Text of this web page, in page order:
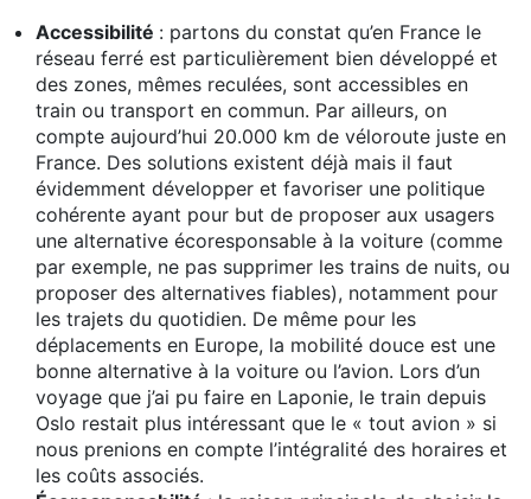
Accessibilité : partons du constat qu’en France le
réseau ferré est particulièrement bien développé et
des zones, mêmes reculées, sont accessibles en
train ou transport en commun. Par ailleurs, on
compte aujourd’hui 20.000 km de véloroute juste en
France. Des solutions existent déjà mais il faut
évidemment développer et favoriser une politique
cohérente ayant pour but de proposer aux usagers
une alternative écoresponsable à la voiture (comme
par exemple, ne pas supprimer les trains de nuits, ou
proposer des alternatives fiables), notamment pour
les trajets du quotidien. De même pour les
déplacements en Europe, la mobilité douce est une
bonne alternative à la voiture ou l’avion. Lors d’un
voyage que j’ai pu faire en Laponie, le train depuis
Oslo restait plus intéressant que le « tout avion » si
nous prenions en compte l’intégralité des horaires et
les coûts associés.